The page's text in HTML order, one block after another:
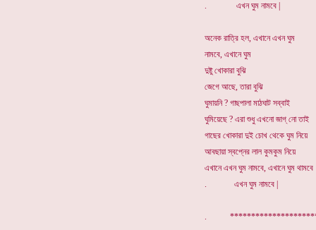
. এখন ঘুম নামবে |
অনেক রাত্রি হল, এখানে এখন ঘুম
নামবে, এখানে ঘুম
দুষ্টু খোকারা বুঝি
জেগে আছে, তারা বুঝি
ঘুমায়নি ? গাছপালা মাঠঘাট সব্বাই
ঘুমিয়েছে ? এরা শুধু এখনো জাগ্ নো তাই
গাছের খোকারা দুই চোখ থেকে ঘুম নিয়ে
আবছায়া স্বপ্নের লাল কুমকুম নিয়ে
এখানে এখন ঘুম নামবে, এখানে ঘুম থামবে
. এখন ঘুম নামবে |
.